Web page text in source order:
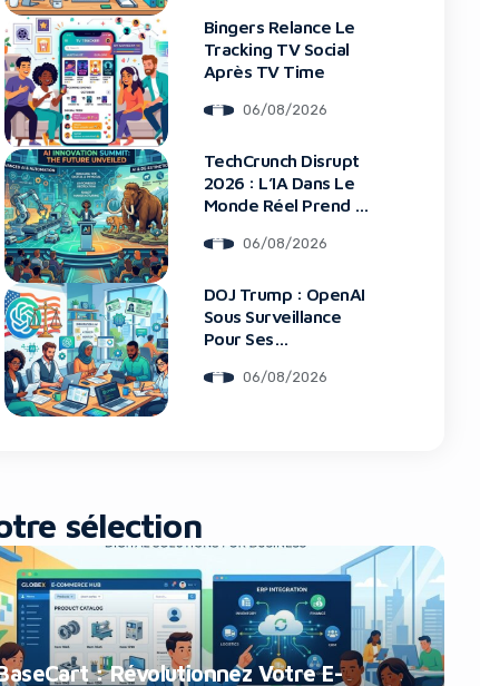
Bingers Relance Le
Tracking TV Social
Après TV Time
06/08/2026
TechCrunch Disrupt
2026 : L’IA Dans Le
Monde Réel Prend La
06/08/2026
DOJ Trump : OpenAI
Sous Surveillance
Pour Ses
06/08/2026
sélection
: Révolutionnez Votre E-